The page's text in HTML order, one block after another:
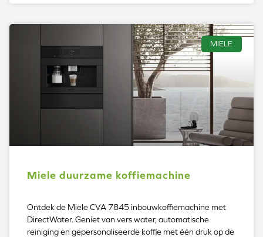
MIELE
Miele duurzame koffiemachine
Ontdek de Miele CVA 7845 inbouwkoffiemachine met
DirectWater. Geniet van vers water, automatische
reiniging en gepersonaliseerde koffie met één druk op de